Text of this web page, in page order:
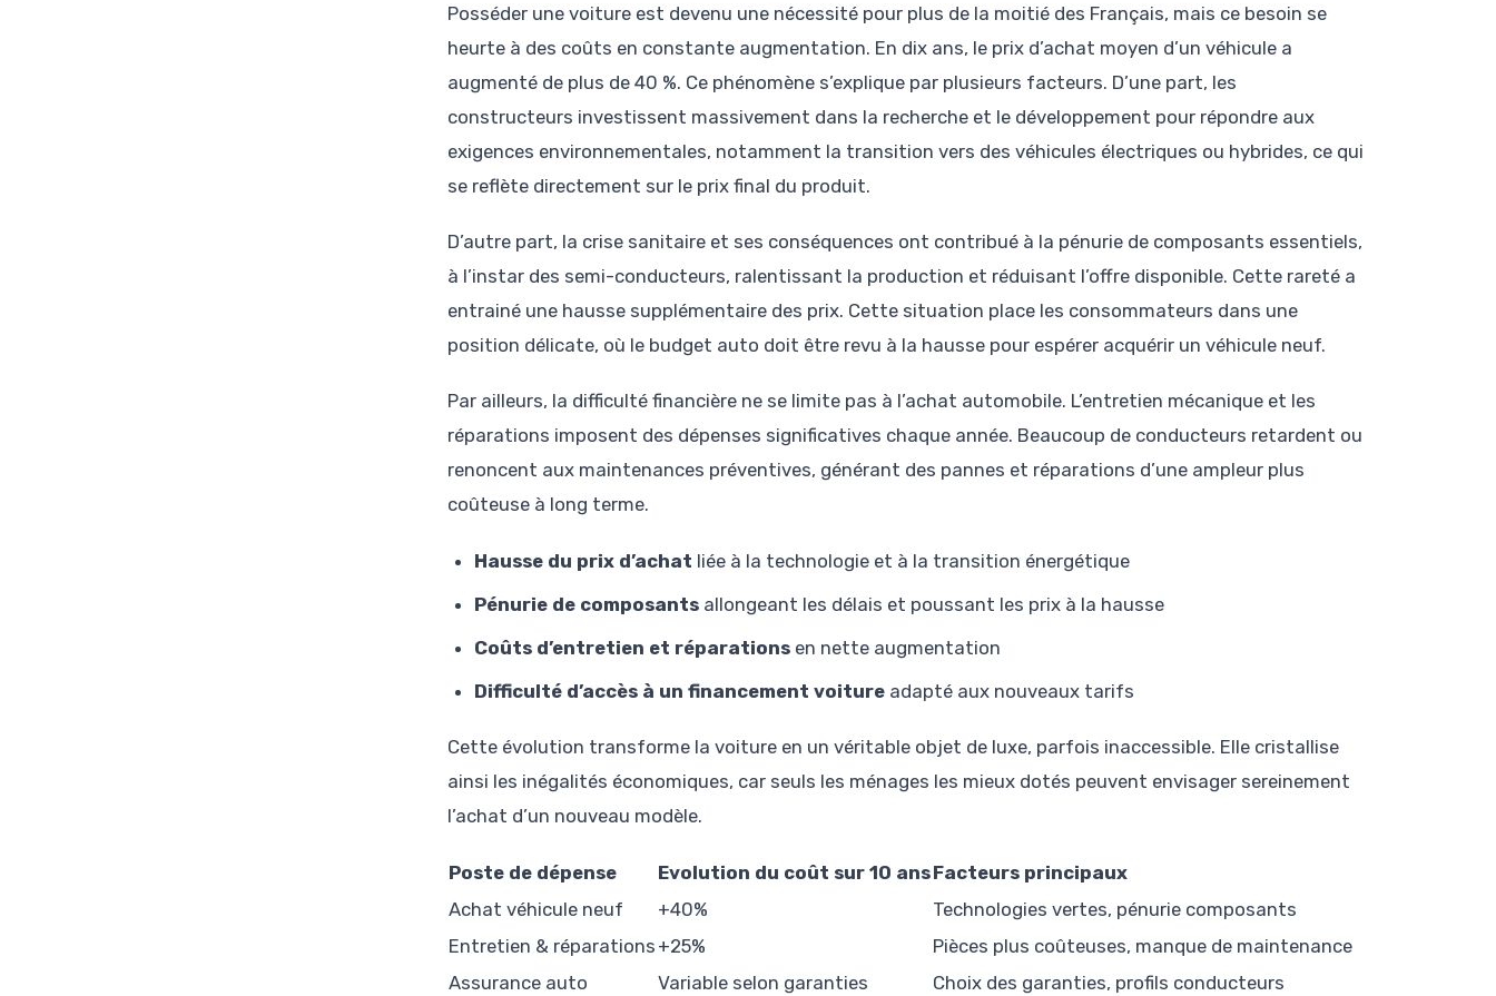
Posséder une voiture est devenu une nécessité pour plus de la moitié des Français, mais ce besoin se
heurte à des coûts en constante augmentation. En dix ans, le prix d’achat moyen d’un véhicule a
augmenté de plus de 40 %. Ce phénomène s’explique par plusieurs facteurs. D’une part, les
constructeurs investissent massivement dans la recherche et le développement pour répondre aux
exigences environnementales, notamment la transition vers des véhicules électriques ou hybrides, ce qui
se reflète directement sur le prix final du produit.
D’autre part, la crise sanitaire et ses conséquences ont contribué à la pénurie de composants essentiels,
à l’instar des semi-conducteurs, ralentissant la production et réduisant l’offre disponible. Cette rareté a
entrainé une hausse supplémentaire des prix. Cette situation place les consommateurs dans une
position délicate, où le budget auto doit être revu à la hausse pour espérer acquérir un véhicule neuf.
Par ailleurs, la difficulté financière ne se limite pas à l’achat automobile. L’entretien mécanique et les
réparations imposent des dépenses significatives chaque année. Beaucoup de conducteurs retardent ou
renoncent aux maintenances préventives, générant des pannes et réparations d’une ampleur plus
coûteuse à long terme.
Hausse du prix d’achat liée à la technologie et à la transition énergétique
Pénurie de composants allongeant les délais et poussant les prix à la hausse
Coûts d’entretien et réparations en nette augmentation
Difficulté d’accès à un financement voiture adapté aux nouveaux tarifs
Cette évolution transforme la voiture en un véritable objet de luxe, parfois inaccessible. Elle cristallise
ainsi les inégalités économiques, car seuls les ménages les mieux dotés peuvent envisager sereinement
l’achat d’un nouveau modèle.
Poste de dépense Evolution du coût sur 10 ansFacteurs principaux
Achat véhicule neuf
+40%
Technologies vertes, pénurie composants
Entretien & réparations +25%
Pièces plus coûteuses, manque de maintenance
Assurance auto
Variable selon garanties Choix des garanties, profils conducteurs